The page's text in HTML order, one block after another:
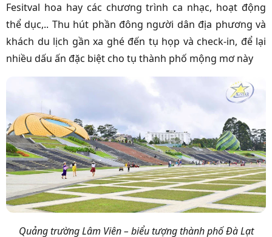
Fesitval hoa hay các chương trình ca nhạc, hoạt động
thể dục,.. Thu hút phần đông người dân địa phương và
khách du lịch gần xa ghé đến tụ họp và check-in, để lại
nhiều dấu ấn đặc biệt cho tụ thành phố mộng mơ này
Quảng trường Lâm Viên – biểu tượng thành phố Đà Lạt